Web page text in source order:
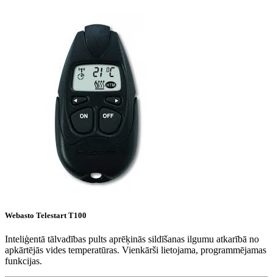
Webasto Telestart T100
Inteliģentā tālvadības pults aprēķinās sildīšanas ilgumu atkarībā no
apkārtējās vides temperatūras. Vienkārši lietojama, programmējamas
funkcijas.